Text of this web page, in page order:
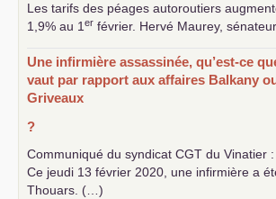
Les tarifs des péages autoroutiers
1,9% au 1 er février. Hervé Maurey,
Une infirmière assassinée, qu’est-ce
vaut par rapport aux affaires Balkany
Griveaux
?
Communiqué du syndicat CGT du Vinatier :
Ce jeudi 13 février 2020, une infirmière a
Thouars. (…)